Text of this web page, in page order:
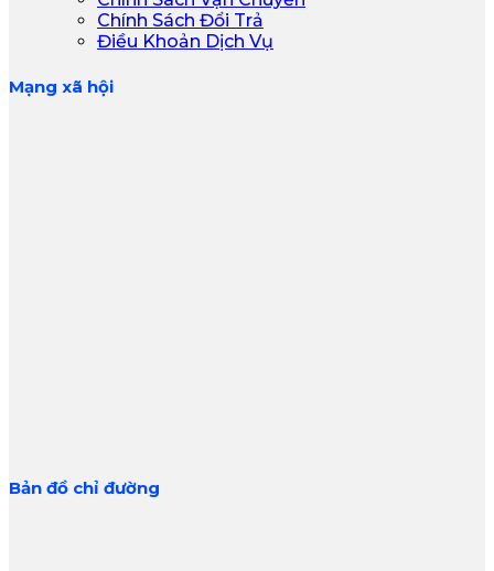
Chính Sách Đổi Trả
Điều Khoản Dịch Vụ
Mạng xã hội
Bản đồ chỉ đường